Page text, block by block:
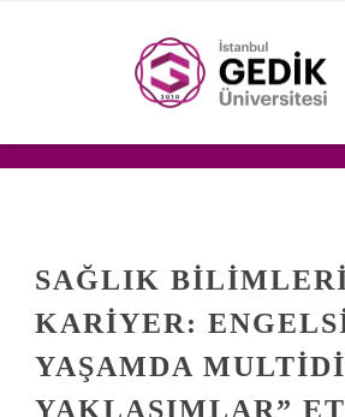
SAĞLIK
KARIYER:
YAŞAMDA
YAKLAŞIMLAR”